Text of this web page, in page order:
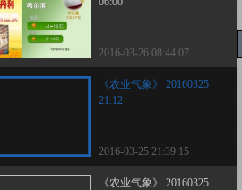
2016-03-26 08:44:07
《农业气象》 20160325
21:12
2016-03-25 21:39:15
《农业气象》 20160325